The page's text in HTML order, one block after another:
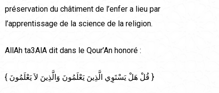
préservation du châtiment de l’enfer a lieu par
l’apprentissage de la science de la religion.
AllAh ta3AlA dit dans le Qour’An honoré :
{ قُلْ هَلْ يَسْتَوِي الَّذِينَ يَعْلَمُونَ وَالَّذِينَ لاَ يَعْلَمُونَ }